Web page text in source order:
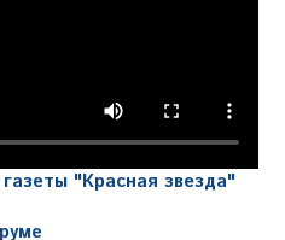
"Красная звезда"